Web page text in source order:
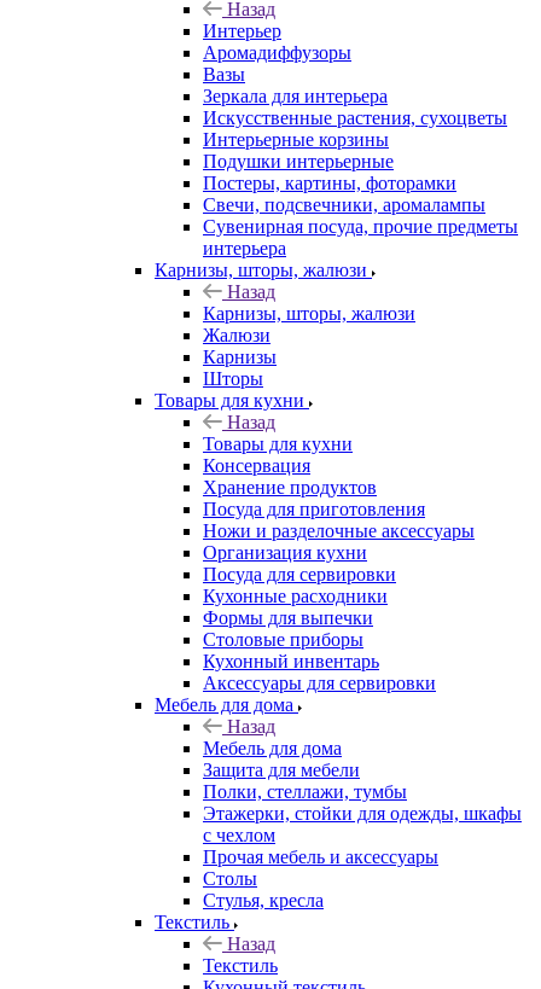
Назад
Интерьер
Аромадиффузоры
Вазы
Зеркала для интерьера
Искусственные растения, сухоцветы
Интерьерные корзины
Подушки интерьерные
Постеры, картины, фоторамки
Свечи, подсвечники, аромалампы
Сувенирная посуда, прочие предметы
интерьера
Карнизы, шторы, жалюзи
Назад
Карнизы, шторы, жалюзи
Жалюзи
Карнизы
Шторы
Товары для кухни
Назад
Товары для кухни
Консервация
Хранение продуктов
Посуда для приготовления
Ножи и разделочные аксессуары
Организация кухни
Посуда для сервировки
Кухонные расходники
Формы для выпечки
Столовые приборы
Кухонный инвентарь
Аксессуары для сервировки
Мебель для дома
Назад
Мебель для дома
Защита для мебели
Полки, стеллажи, тумбы
Этажерки, стойки для одежды, шкафы
с чехлом
Прочая мебель и аксессуары
Столы
Стулья, кресла
Текстиль
Назад
Текстиль